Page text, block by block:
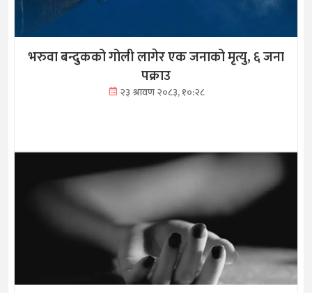
भरुवा बन्दुकको गोली लागेर एक जनाको मृत्यु, ६ जना
पक्राउ
२३ श्रावण २०८३, १०:२८